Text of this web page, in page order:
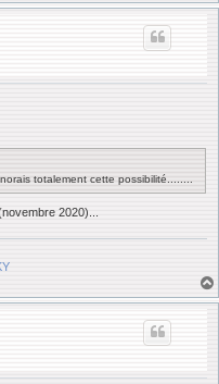
totalement cette possibilité........
2020)...